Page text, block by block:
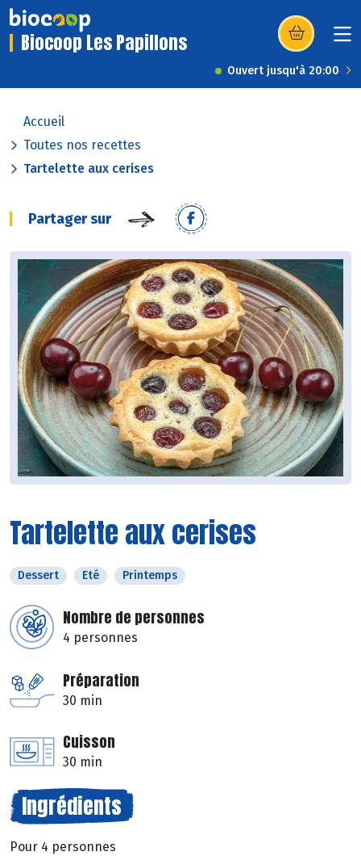
Biocoop Les Papillons (s’ouvre dans
Ouvert jusqu'à 20:00
Accueil
Toutes nos recettes
Tartelette aux cerises
Partager sur
Tartelette aux cerises
Dessert Eté Printemps
Nombre de personnes
4 personnes
Préparation
30 min
Cuisson
30 min
Ingrédients
Pour 4 personnes